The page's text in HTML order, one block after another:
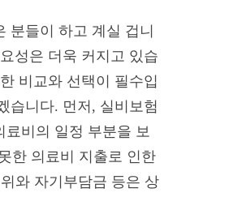
분들이 하고 계실 겁니
성은 더욱 커지고 있습
비교와 선택이 필수입
습니다. 먼저, 실비보험
비의 일정 부분을 보
한 의료비 지출로 인한
와 자기부담금 등은 상